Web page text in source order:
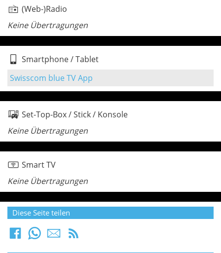
(Web-)Radio
Keine Übertragungen
Smartphone / Tablet
Swisscom blue TV App
Set-Top-Box / Stick / Konsole
Keine Übertragungen
Smart TV
Keine Übertragungen
Diese Seite teilen